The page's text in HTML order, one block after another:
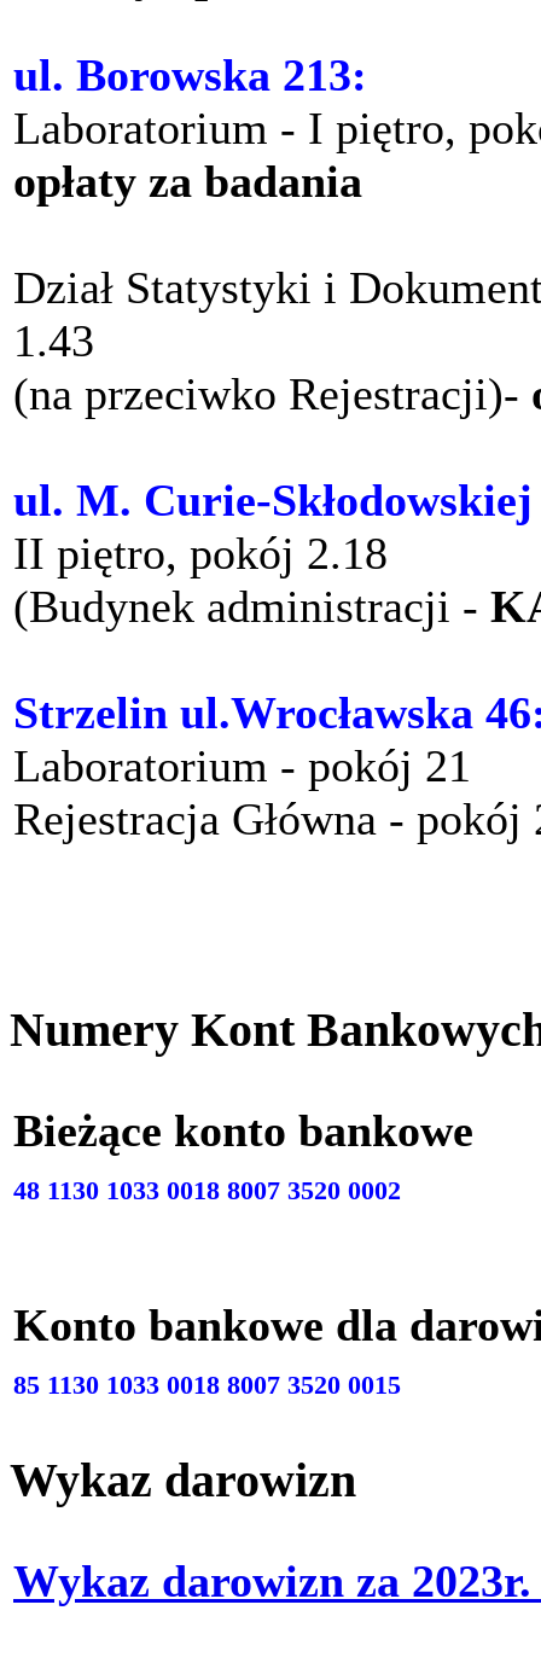
ul. Borowska 213:
Laboratorium - I piętro,
opłaty za badania
Dział Statystyki i
1.43
(na przeciwko Rejestracji)-
ul. M. Curie-Skłodowskiej
II piętro, pokój 2.18
(Budynek administracji -
Strzelin ul.Wrocławska
Laboratorium - pokój 21
Rejestracja Główna -
Numery Kont
Bieżące konto
48 1130 1033 0018 8007 3520 0002
Konto bankowe dla
85 1130 1033 0018 8007 3520 0015
Wykaz darowizn
Wykaz darowizn za